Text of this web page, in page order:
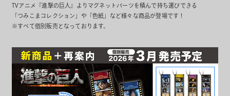
TVアニメ『進撃の巨人』よりマグネットパーツを積んで持ち運びできる
「つみこまコレクション」や「色紙」など様々な商品が登場です！
※すべて個別販売となっております。